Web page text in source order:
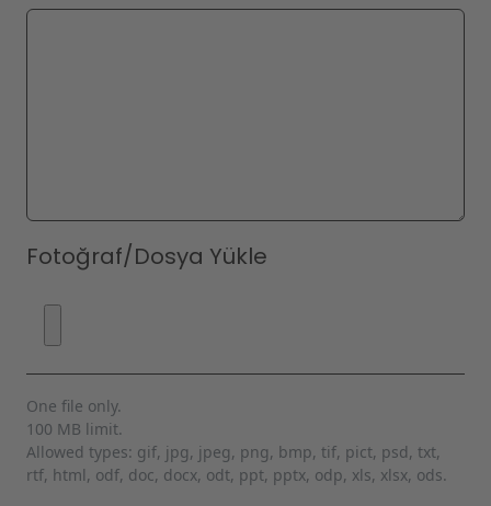
Fotoğraf/Dosya Yükle
One file only.
100 MB limit.
Allowed types: gif, jpg, jpeg, png, bmp, tif, pict, psd, txt,
rtf, html, odf, doc, docx, odt, ppt, pptx, odp, xls, xlsx, ods.